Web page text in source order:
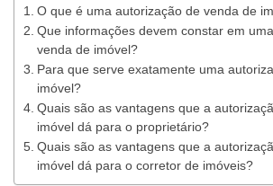
O que é uma autorização de venda de
Que informações devem constar em
venda de imóvel?
Para que serve exatamente uma
imóvel?
Quais são as vantagens que a
imóvel dá para o proprietário?
Quais são as vantagens que a
imóvel dá para o corretor de imóveis?